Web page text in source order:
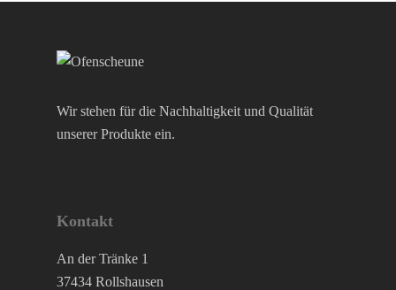
Wir stehen für die Nachhaltigkeit und Qualität
unserer Produkte ein.
Kontakt
An der Tränke 1
37434 Rollshausen